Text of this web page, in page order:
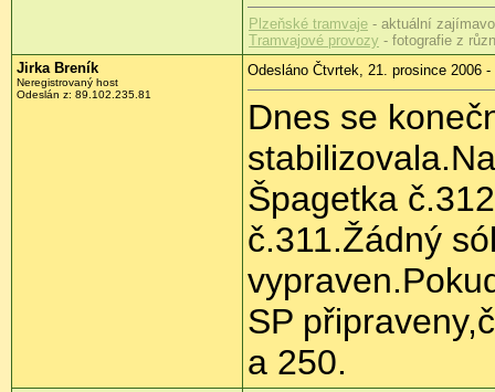
Plzeňské tramvaje - aktuální
Tramvajové provozy - fotografie z
Jirka Breník
Neregistrovaný host
Odeslán z: 89.102.235.81
Odesláno Čtvrtek, 21. prosince 2006 -
Dnes se
Špagetka
č.311.Žádný
SP
a 250.